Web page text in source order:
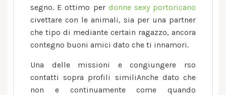
segno. E ottimo per donne sexy portoricano
civettare con le animali, sia per una partner
che tipo di mediante certain ragazzo, ancora
contegno buoni amici dato che ti innamori.
Una delle missioni e congiungere rso
contatti sopra profili similiAnche dato che
non e continuamente come quando